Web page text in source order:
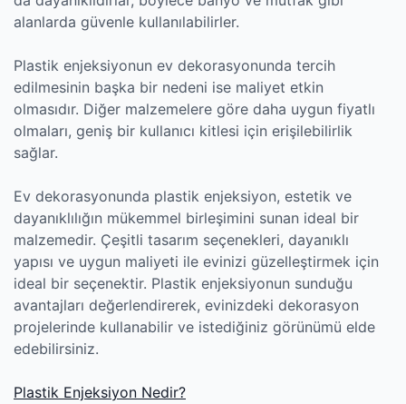
alanlarda güvenle kullanılabilirler.
Plastik enjeksiyonun ev dekorasyonunda tercih
edilmesinin başka bir nedeni ise maliyet etkin
olmasıdır. Diğer malzemelere göre daha uygun fiyatlı
olmaları, geniş bir kullanıcı kitlesi için erişilebilirlik
sağlar.
Ev dekorasyonunda plastik enjeksiyon, estetik ve
dayanıklılığın mükemmel birleşimini sunan ideal bir
malzemedir. Çeşitli tasarım seçenekleri, dayanıklı
yapısı ve uygun maliyeti ile evinizi güzelleştirmek için
ideal bir seçenektir. Plastik enjeksiyonun sunduğu
avantajları değerlendirerek, evinizdeki dekorasyon
projelerinde kullanabilir ve istediğiniz görünümü elde
edebilirsiniz.
Plastik Enjeksiyon Nedir?